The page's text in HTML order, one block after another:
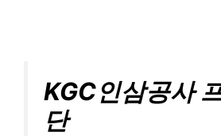
KGC인삼공사
단